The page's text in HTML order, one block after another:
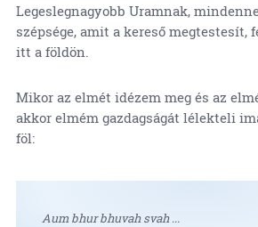
Legeslegnagyobb Uramnak,
szépsége, amit a kereső
itt a földön.
Mikor az elmét idézem meg és az
akkor elmém gazdagságát lélekteli
föl:
Aum bhur bhuvah svah ...